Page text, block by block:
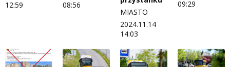
12:59
08:56
MIASTO
2024.11.14
14:03
09:29